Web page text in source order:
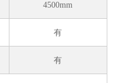
4500mm
有
有